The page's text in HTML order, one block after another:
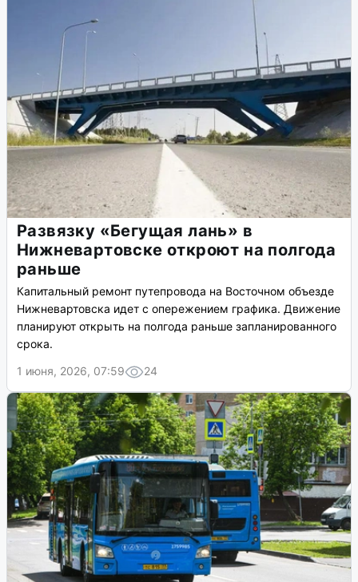
Развязку «Бегущая лань» в
Нижневартовске откроют на полгода
раньше
Капитальный ремонт путепровода на Восточном объезде
Нижневартовска идет с опережением графика. Движение
планируют открыть на полгода раньше запланированного
срока.
1 июня, 2026, 07:59
24